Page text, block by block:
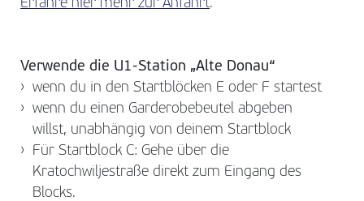
Erfahre hier mehr zur Anfahrt.
Verwende die U1-Station „Alte Donau“
wenn du in den Startblöcken E oder F startest
wenn du einen Garderobebeutel abgeben
willst, unabhängig von deinem Startblock
Für Startblock C: Gehe über die
Kratochwiljestraße direkt zum Eingang des
Blocks.